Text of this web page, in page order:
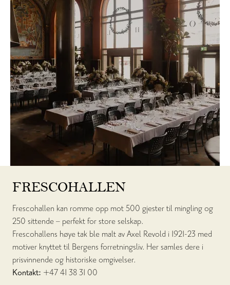
FRESCOHALLEN
Frescohallen kan romme opp mot 500 gjester til mingling og
250 sittende – perfekt for store selskap.
Frescohallens høye tak ble malt av Axel Revold i 1921-23 med
motiver knyttet til Bergens forretningsliv. Her samles dere i
prisvinnende og historiske omgivelser.
Kontakt: +47 41 38 31 00